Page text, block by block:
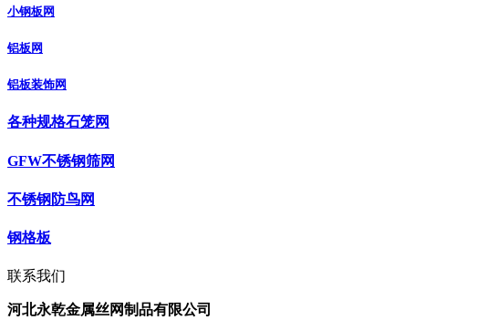
小钢板网
铝板网
铝板装饰网
各种规格石笼网
GFW不锈钢筛网
不锈钢防鸟网
钢格板
联系我们
河北永乾金属丝网制品有限公司